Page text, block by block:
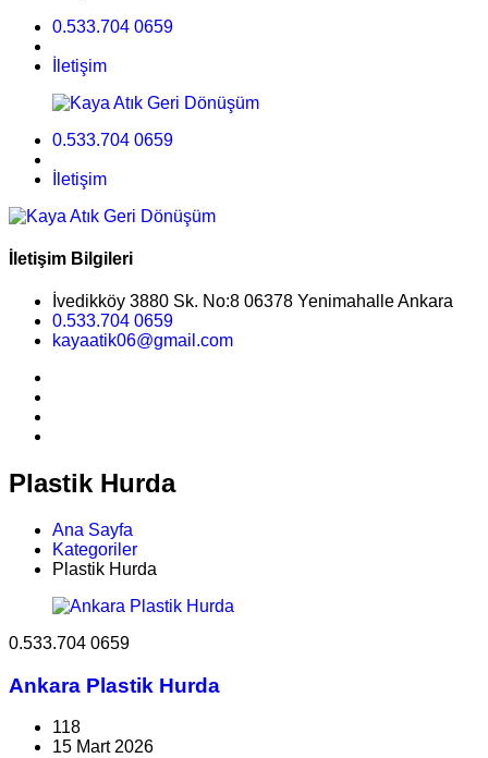
0.533.704 0659
İletişim
0.533.704 0659
İletişim
İletişim Bilgileri
İvedikköy 3880 Sk. No:8 06378 Yenimahalle Ankara
0.533.704 0659
kayaatik06@gmail.com
Plastik Hurda
Ana Sayfa
Kategoriler
Plastik Hurda
0.533.704 0659
Ankara Plastik Hurda
118
15 Mart 2026